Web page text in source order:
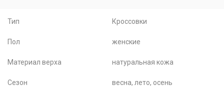
Тип Кроссовки
Пол женские
Материал верха натуральная кожа
Сезон весна, лето, осень